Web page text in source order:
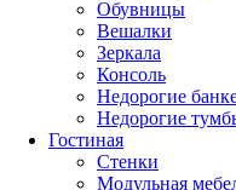
Обувницы
Вешалки
Зеркала
Консоль
Недорогие
Недорогие
Гостиная
Стенки
Модульная